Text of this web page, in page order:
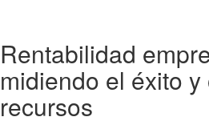
Rentabilidad
midiendo el éxito
recursos